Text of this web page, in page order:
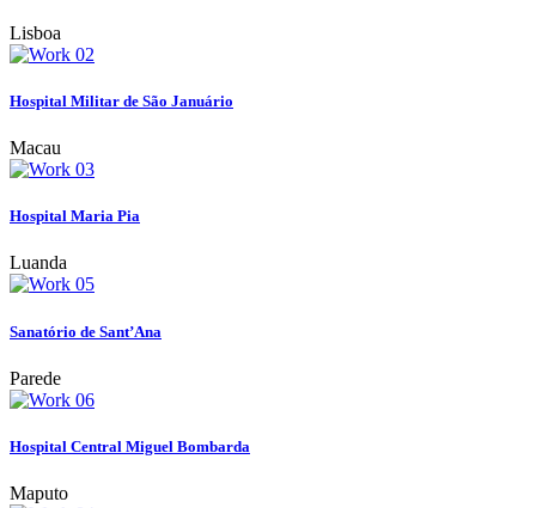
Lisboa
Hospital Militar de São Januário
Macau
Hospital Maria Pia
Luanda
Sanatório de Sant’Ana
Parede
Hospital Central Miguel Bombarda
Maputo